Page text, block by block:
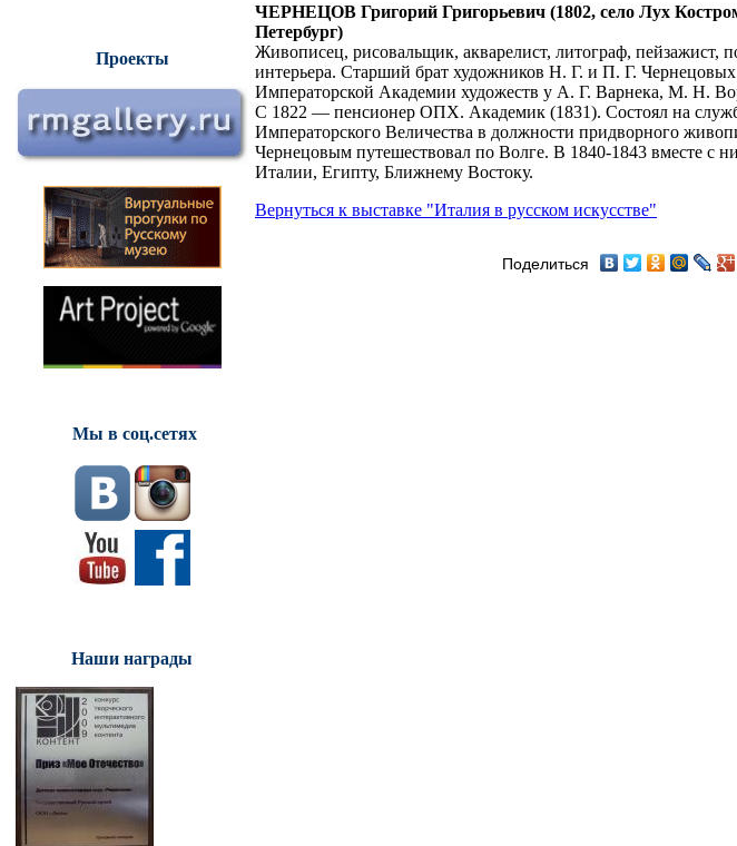
Проекты
Мы в соц.сетях
Наши награды
ЧЕРНЕЦОВ Григорий Григорьевич (1802, село Лух
Петербург)
Живописец, рисовальщик, акварелист, литограф, пейзажист,
интерьера. Старший брат художников Н. Г. и П. Г.
Императорской Академии художеств у А. Г. Варнека, М. Н.
С 1822 — пенсионер ОПХ. Академик (1831). Состоял на
Императорского Величества в должности придворного
Чернецовым путешествовал по Волге. В 1840-1843 вместе с
Италии, Египту, Ближнему Востоку.
Вернуться к выставке "Италия в русском искусстве"
Поделиться